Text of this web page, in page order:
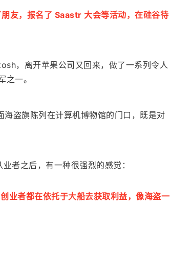
友，报名了 Saastr 大会等活动，在硅谷待
，离开苹果公司又回来，做了一系列令人
一。
海盗旗陈列在计算机博物馆的门口，既是对
者之后，有一种很强烈的感觉：
业者都在依托于大船去获取利益，像海盗一